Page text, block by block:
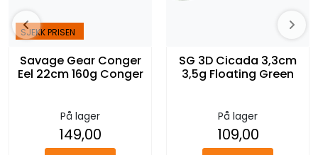
SJEKK PRISEN
Savage Gear Conger
Eel 22cm 160g Conger
På lager
149,00
SG 3D Cicada 3,3cm
3,5g Floating Green
På lager
109,00